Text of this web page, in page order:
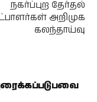
நகர்ப்புற தேர்தல்
அறிமுக
கலந்தாய்வு